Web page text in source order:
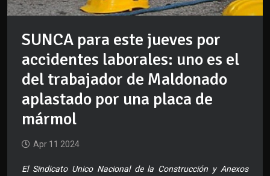
SUNCA para este jueves por
accidentes laborales: uno es el
del trabajador de Maldonado
aplastado por una placa de
mármol
Apr 11 2024
El Sindicato Unico Nacional de la Construcción y Anexos